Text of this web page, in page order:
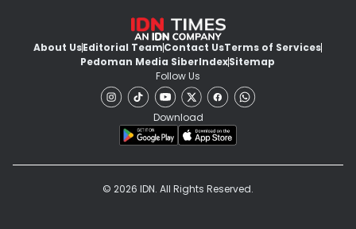
About UsEditorial TeamContact UsTerms of Services
Pedoman Media SiberIndexSitemap
Follow Us
Download
© 2026 IDN. All Rights Reserved.